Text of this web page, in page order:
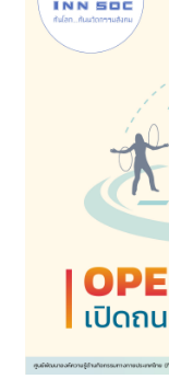
Active
เพิ่มกิจกรรมท